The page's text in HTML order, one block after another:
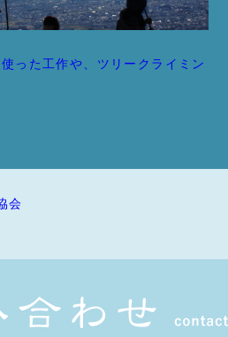
った工作や、ツリークライミン
会